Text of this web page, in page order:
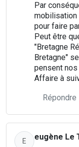
Par
mobilisation
pour faire
Peut être
"Bretagne
Bretagne"
pensent
Affaire à
Répondre
E eugène Le